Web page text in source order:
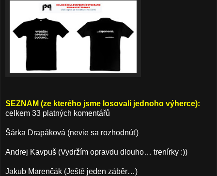
SEZNAM (ze kterého jsme losovali jednoho výherce):
celkem 33 platných komentářů
Šárka Drapáková (nevie sa rozhodnúť)
Andrej Kavpuš (Vydržím opravdu dlouho… trenírky :))
Jakub Marenčák (Ještě jeden záběr…)